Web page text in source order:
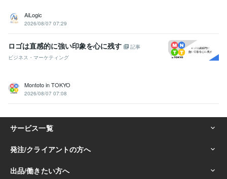
AiLogic
2026/08/07 07:29
ロゴは直感的に強い印象を心に残す
記事
ビジネス・マーケティング
Montoto in TOKYO
2026/08/07 07:08